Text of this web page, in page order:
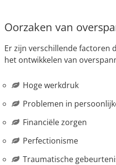
Oorzaken van
Er zijn verschillende factoren
het ontwikkelen van
Hoge werkdruk
Problemen in
Financiële zorgen
Perfectionisme
Traumatische